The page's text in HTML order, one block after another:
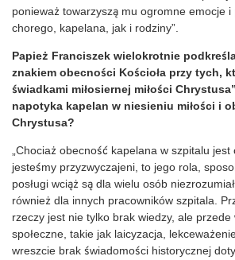
ponieważ towarzyszą mu ogromne emocje
chorego, kapelana, jak i rodziny”.
Papież Franciszek wielokrotnie
znakiem obecności Kościoła przy tych,
świadkami miłosiernej miłości
napotyka kapelan w niesieniu miłości i
Chrystusa?
„Chociaż obecność kapelana w szpitalu
jesteśmy przyzwyczajeni, to jego rola,
posługi wciąż są dla wielu osób
również dla innych pracowników szpitala.
rzeczy jest nie tylko brak wiedzy, ale
społeczne, takie jak laicyzacja,
wreszcie brak świadomości historycznej